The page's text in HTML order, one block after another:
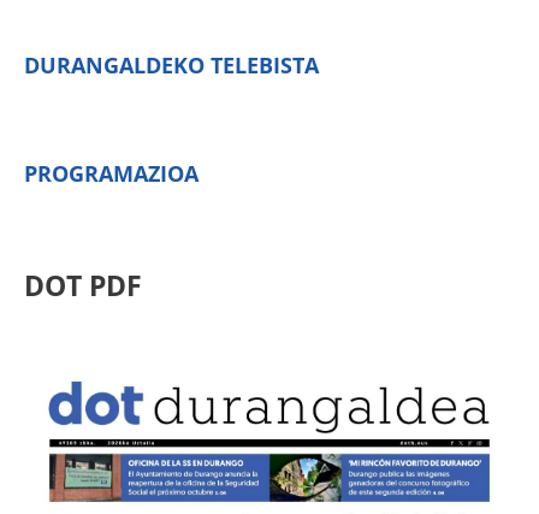
DURANGALDEKO TELEBISTA
PROGRAMAZIOA
DOT PDF